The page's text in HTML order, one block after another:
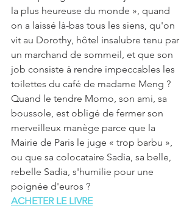
la plus heureuse du monde », quand
on a laissé là-bas tous les siens, qu'on
vit au Dorothy, hôtel insalubre tenu par
un marchand de sommeil, et que son
job consiste à rendre impeccables les
toilettes du café de madame Meng ?
Quand le tendre Momo, son ami, sa
boussole, est obligé de fermer son
merveilleux manège parce que la
Mairie de Paris le juge « trop barbu »,
ou que sa colocataire Sadia, sa belle,
rebelle Sadia, s'humilie pour une
poignée d'euros ?
ACHETER LE LIVRE